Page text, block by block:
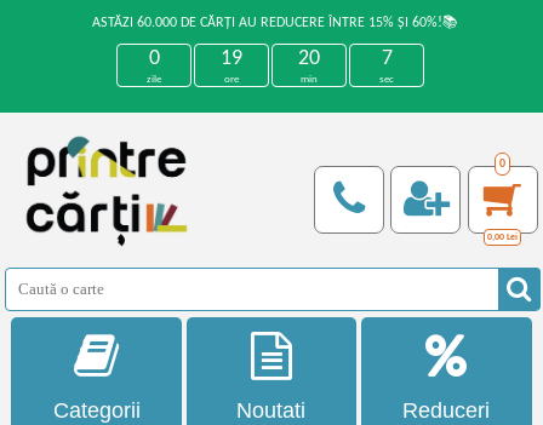
ASTĂZI 60.000 DE CĂRȚI AU REDUCERE ÎNTRE 15% ȘI 60%!📚
0
zile
19
ore
20
min
7
sec
0
0,00 Lei
Categorii Noutati Reduceri